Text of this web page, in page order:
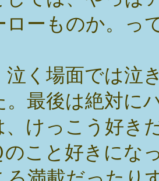
ローものか。っ
泣く場面では泣
。最後は絶対に
、けっこう好き
のこと好きにな